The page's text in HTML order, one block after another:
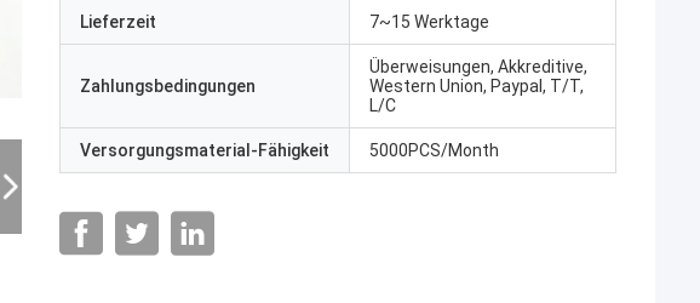
Lieferzeit 7~15 Werktage
Zahlungsbedingungen
Überweisungen, Akkreditive,
Western Union, Paypal, T/T,
L/C
Versorgungsmaterial-Fähigkeit 5000PCS/Month